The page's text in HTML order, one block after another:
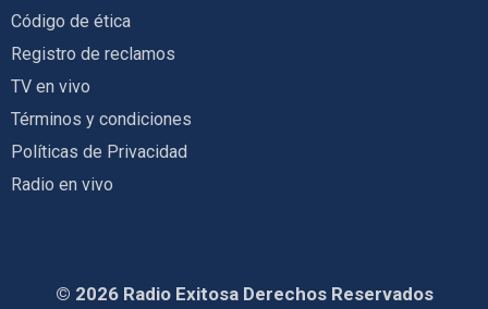
Código de ética
Registro de reclamos
TV en vivo
Términos y condiciones
Políticas de Privacidad
Radio en vivo
© 2026 Radio Exitosa Derechos Reservados